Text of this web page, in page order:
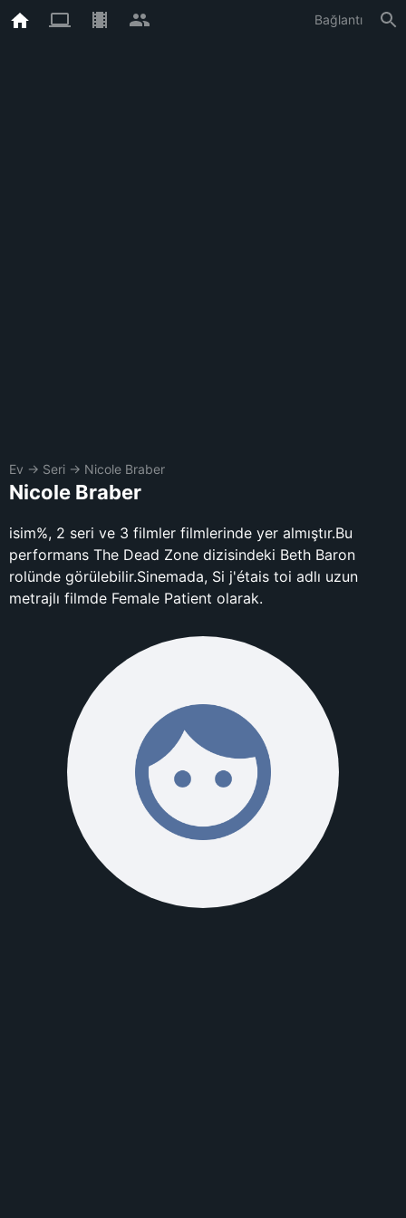
Bağlantı
Ev → Seri → Nicole Braber
Nicole Braber
isim%, 2 seri ve 3 filmler filmlerinde yer almıştır.Bu
performans The Dead Zone dizisindeki Beth Baron
rolünde görülebilir.Sinemada, Si j'étais toi adlı uzun
metrajlı filmde Female Patient olarak.